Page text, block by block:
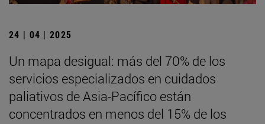
24 | 04 | 2025
Un mapa desigual: más del 70% de los
servicios especializados en cuidados
paliativos de Asia-Pacífico están
concentrados en menos del 15% de los